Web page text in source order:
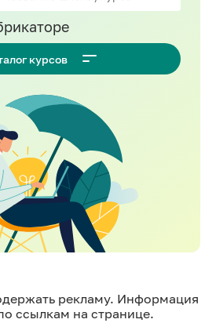
курсов
рекламу. Информация
ссылкам на странице.